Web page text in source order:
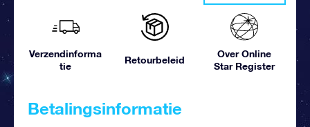
Verzendinforma
tie
Retourbeleid
Over Online
Star Register
Betalingsinformatie